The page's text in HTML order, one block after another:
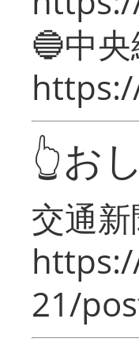
🔵中
👆お
交通
21/